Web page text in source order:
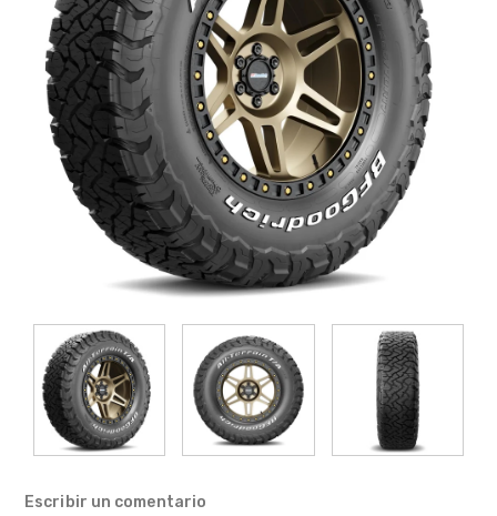
Escribir un comentario